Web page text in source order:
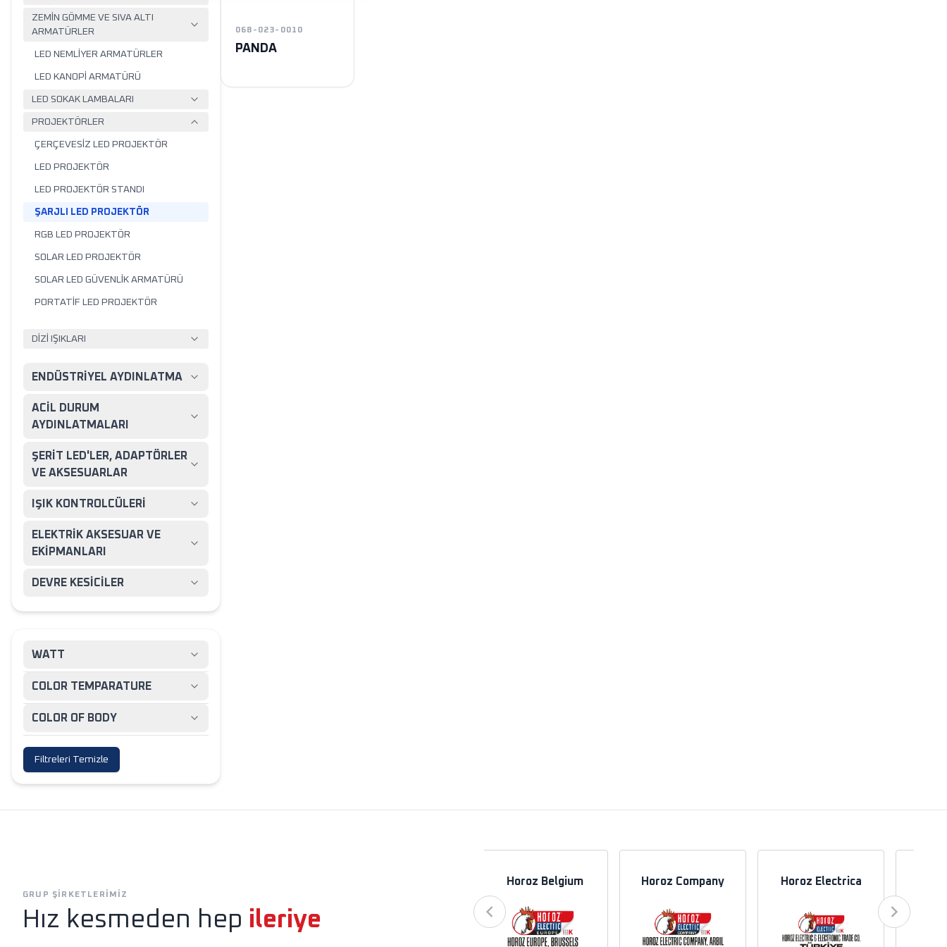
ZEMİN GÖMME VE SIVA ALTI
ARMATÜRLER
LED NEMLİYER ARMATÜRLER
LED KANOPİ ARMATÜRÜ
LED SOKAK LAMBALARI
PROJEKTÖRLER
ÇERÇEVESİZ LED PROJEKTÖR
LED PROJEKTÖR
LED PROJEKTÖR STANDI
ŞARJLI LED PROJEKTÖR
RGB LED PROJEKTÖR
SOLAR LED PROJEKTÖR
SOLAR LED GÜVENLİK ARMATÜRÜ
PORTATİF LED PROJEKTÖR
DİZİ IŞIKLARI
ENDÜSTRİYEL AYDINLATMA
ACİL DURUM
AYDINLATMALARI
ŞERİT LED'LER, ADAPTÖRLER
VE AKSESUARLAR
IŞIK KONTROLCÜLERİ
ELEKTRİK AKSESUAR VE
EKİPMANLARI
DEVRE KESİCİLER
WATT
COLOR TEMPARATURE
COLOR OF BODY
Filtreleri Temizle
068-023-0010
PANDA
GRUP ŞIRKETLERIMIZ
Hız kesmeden hep ileriye
Horoz Belgium Horoz Company Horoz Electrica